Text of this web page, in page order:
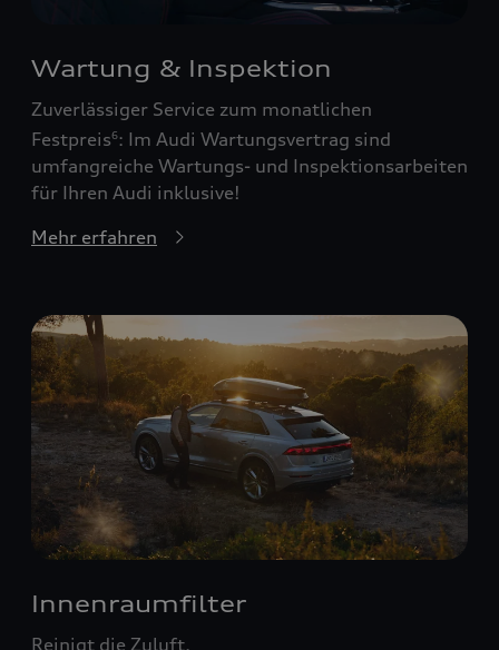
Wartung & Inspektion
Zuverlässiger Service zum monatlichen
Festpreis6: Im Audi Wartungsvertrag sind
umfangreiche Wartungs- und Inspektionsarbeiten
für Ihren Audi inklusive!
Mehr erfahren
Innenraumfilter
Reinigt die Zuluft.